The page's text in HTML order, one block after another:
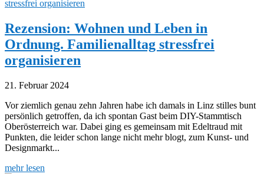
Rezension: Wohnen und Leben in
Ordnung. Familienalltag stressfrei
organisieren
21. Februar 2024
Vor ziemlich genau zehn Jahren habe ich damals in Linz stilles bunt
persönlich getroffen, da ich spontan Gast beim DIY-Stammtisch
Oberösterreich war. Dabei ging es gemeinsam mit Edeltraud mit
Punkten, die leider schon lange nicht mehr blogt, zum Kunst- und
Designmarkt...
mehr lesen